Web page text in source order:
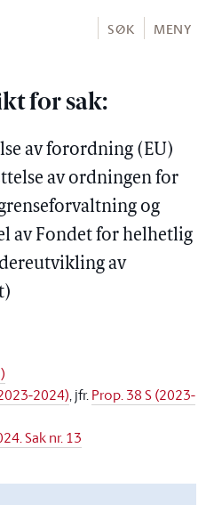
SØK MENY
for sak:
av forordning (EU)
av ordningen for
og
av Fondet for helhetlig
av
2024), jfr.Prop. 38 S (2023-
Sak nr. 13